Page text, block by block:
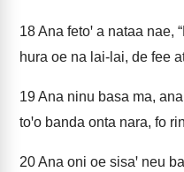
18Ana fetoꞌ a nataa nae,
hura oe na lai-lai, de fee
19Ana ninu basa ma,
toꞌo banda onta nara, fo
20Ana oni oe sisaꞌ neu